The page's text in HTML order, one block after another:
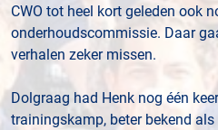
CWO tot heel kort geleden ook
onderhoudscommissie. Daar
verhalen zeker missen.
Dolgraag had Henk nog één
trainingskamp, beter bekend als